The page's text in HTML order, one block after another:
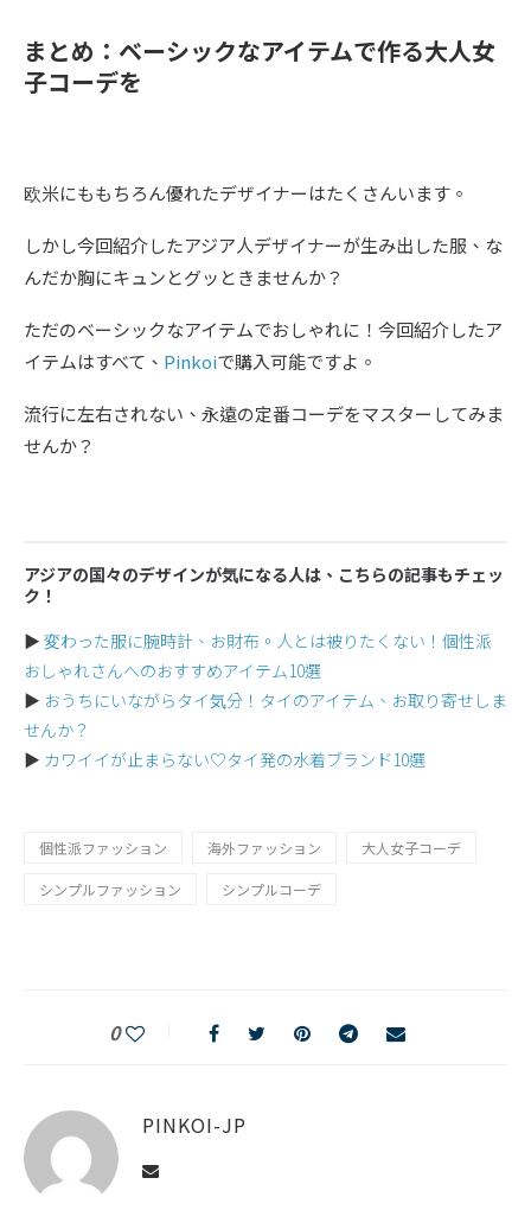
まとめ：ベーシックなアイテムで作る大人女
子コーデを
欧米にももちろん優れたデザイナーはたくさんいます。
しかし今回紹介したアジア人デザイナーが生み出した服、な
んだか胸にキュンとグッときませんか？
ただのベーシックなアイテムでおしゃれに！今回紹介したア
イテムはすべて、 Pinkoiで購入可能ですよ。
流行に左右されない、永遠の定番コーデをマスターしてみま
せんか？
アジアの国々のデザインが気になる人は、こちらの記事もチェッ
ク！
▶︎ 変わった服に腕時計、お財布。人とは被りたくない！個性派
おしゃれさんへのおすすめアイテム10選
▶︎ おうちにいながらタイ気分！タイのアイテム、お取り寄せしま
せんか？
▶︎ カワイイが止まらない♡タイ発の水着ブランド10選
個性派ファッション 海外ファッション 大人女子コーデ
シンプルファッション シンプルコーデ
0
PINKOI-JP